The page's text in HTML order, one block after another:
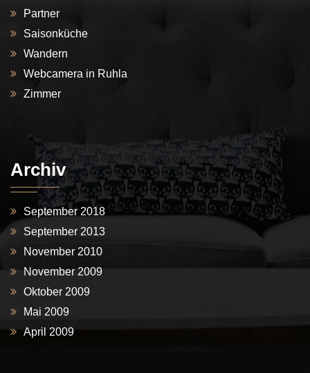
Partner
Saisonküche
Wandern
Webcamera in Ruhla
Zimmer
Archiv
September 2018
September 2013
November 2010
November 2009
Oktober 2009
Mai 2009
April 2009